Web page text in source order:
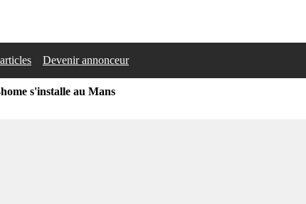
Devenir annonceur
s'installe au Mans